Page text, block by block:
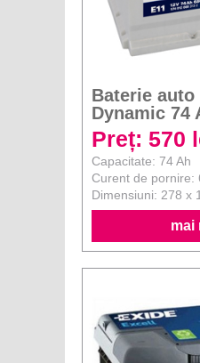
Baterie auto
Dynamic 74
Preț: 570
Capacitate: 74 Ah
Curent de pornire:
Dimensiuni: 278 x
mai